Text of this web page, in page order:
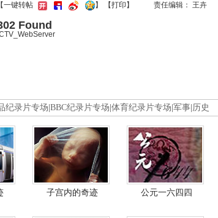
一键转帖 】 【打印 】 责任编辑： 王卉
Found
纪录片专场 BBC纪录片专场 体育纪录片专场 军事 历史
子宫内的奇迹 公元一六四四